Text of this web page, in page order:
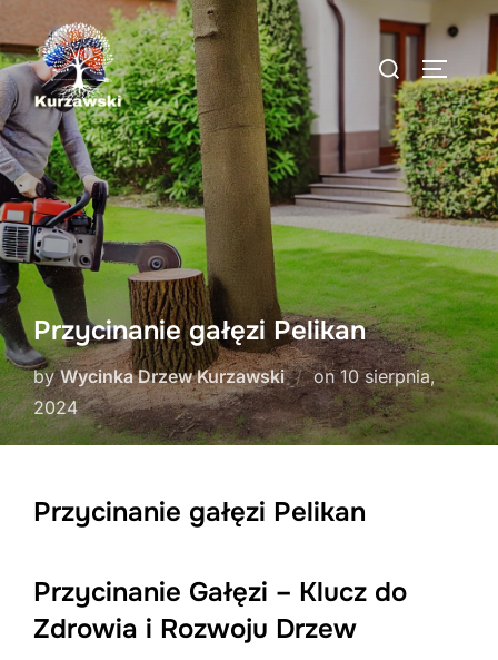
to
content
Search
for:
Przycinanie gałęzi Pelikan
byWycinka Drzew Kurzawski onPosted
on
10 sierpnia,
2024
Przycinanie gałęzi Pelikan
Przycinanie Gałęzi – Klucz do
Zdrowia i Rozwoju Drzew